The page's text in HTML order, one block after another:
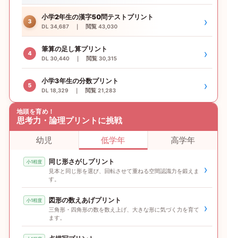
3
小学2年生の漢字50問テストプリント
DL 34,687 ｜ 閲覧 43,030 ›
4
筆算の足し算プリント
DL 30,440 ｜ 閲覧 30,315 ›
5
小学3年生の分数プリント
DL 18,329 ｜ 閲覧 21,283 ›
地頭を育め！
思考力・論理プリントに挑戦
幼児
低学年 高学年
小1程度 同じ形さがしプリント
見本と同じ形を選び、回転させて重ねる空間認識力を鍛えま
す。
›
小1程度 図形の数えあげプリント
三角形・四角形の数を数え上げ、大きな形に気づく力を育て
ます。
›